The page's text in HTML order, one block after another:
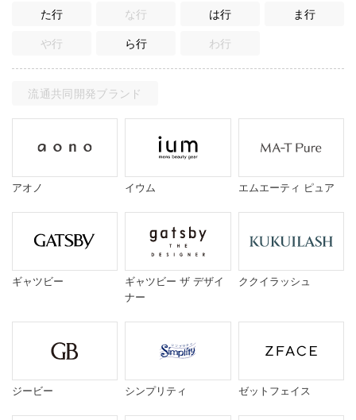
た行 な行 は行 ま行
や行 ら行 わ行
流通共同開発ブランド
アオノ イウム エムエーティ ピュア
ギャツビー
ギャツビー ザ デザイ
ナー
ククイラッシュ
ジービー シンプリティ ゼットフェイス